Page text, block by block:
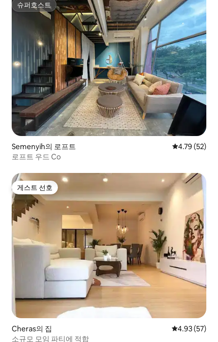
슈퍼호스트
슈퍼호스트
Semenyih의 로프트 평점 4.79점
4.79 (52)
로프트 우드 Co
게스트 선호
게스트 선호
Cheras의 집 평점 4.93점(5
4.93 (57)
소규모 모임 파티에 적합